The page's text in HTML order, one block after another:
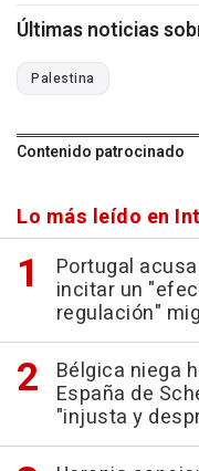
Últimas noticias
Palestina
Contenido patrocinado
Lo más leído en
Portugal
incitar un
regulación"
Bélgica niega
España de
"injusta y